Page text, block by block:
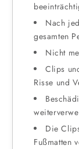
Nach
gesamten
Nicht
Clips
Risse und
Die
Fußmatten